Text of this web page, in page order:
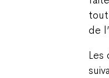
tout
de
Les